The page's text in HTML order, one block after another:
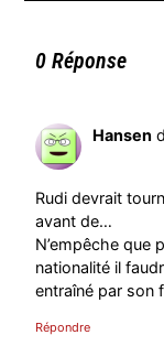
0 Réponse
Hansen
Rudi devrait
avant de…
N’empêche que
nationalité il
entraîné par son
Répondre